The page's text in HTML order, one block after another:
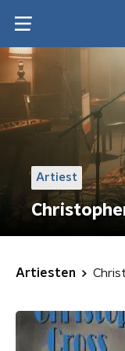
Artiest
Artiesten